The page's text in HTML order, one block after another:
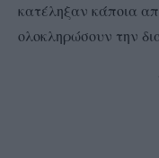
κατέληξαν κάποια
ολοκληρώσουν την